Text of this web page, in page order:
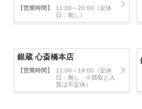
【営業時間】
11:00～20:00（定休
日：無し）
銀蔵 心斎橋本店
【営業時間】
11:00～19:00（定休
日：無し ※買取と入
質は不定休）